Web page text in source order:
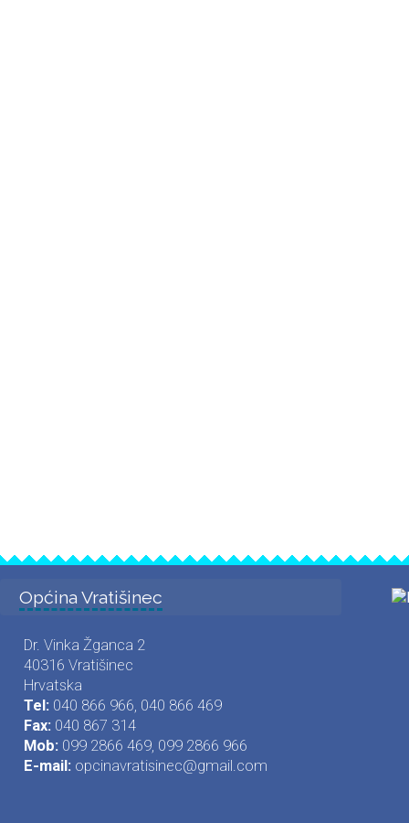
Općina Vratišinec
Dr. Vinka Žganca 2
40316 Vratišinec
Hrvatska
Tel: 040 866 966, 040 866 469
Fax: 040 867 314
Mob: 099 2866 469, 099 2866 966
E-mail: opcinavratisinec@gmail.com